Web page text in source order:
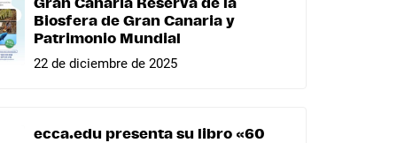
Gran Canaria Reserva de la
Biosfera de Gran Canaria y
Patrimonio Mundial
22 de diciembre de 2025
ecca.edu presenta su libro «60